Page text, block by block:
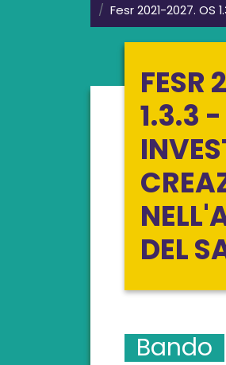
Fesr 2021-2027.
FESR
1.3.3 -
DEL
Bando